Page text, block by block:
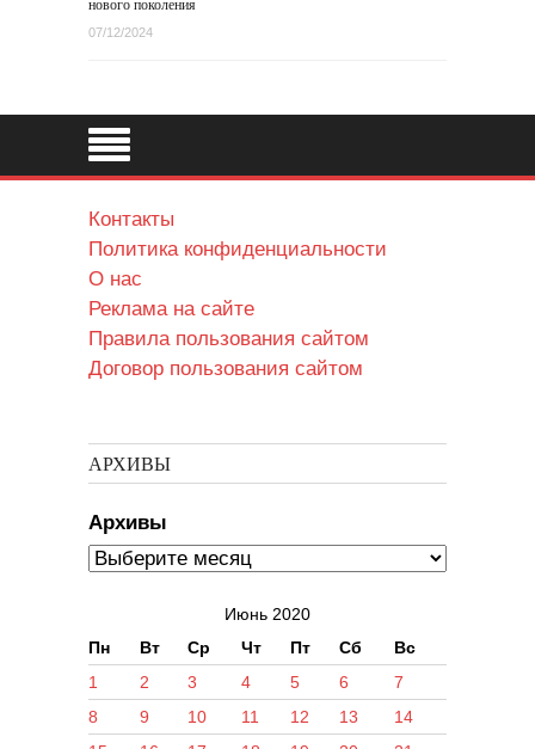
нового поколения
07/12/2024
Контакты
Политика конфиденциальности
О нас
Реклама на сайте
Правила пользования сайтом
Договор пользования сайтом
АРХИВЫ
Архивы
Июнь 2020
Пн
Вт Ср Чт Пт Сб
Вс
1
2 3 4 5 6
7
8
9 10 11 12 13
14